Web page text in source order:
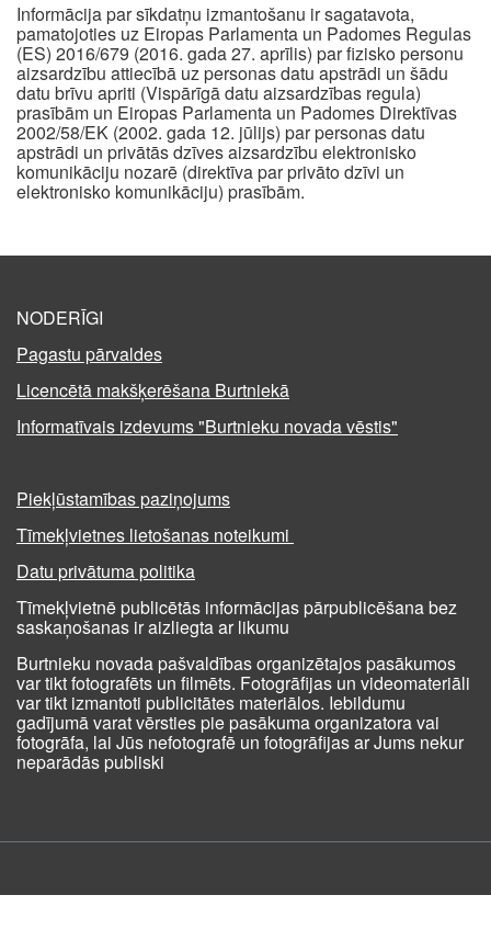
Informācija par sīkdatņu izmantošanu ir sagatavota,
pamatojoties uz Eiropas Parlamenta un Padomes Regulas
(ES) 2016/679 (2016. gada 27. aprīlis) par fizisko personu
aizsardzību attiecībā uz personas datu apstrādi un šādu
datu brīvu apriti (Vispārīgā datu aizsardzības regula)
prasībām un Eiropas Parlamenta un Padomes Direktīvas
2002/58/EK (2002. gada 12. jūlijs) par personas datu
apstrādi un privātās dzīves aizsardzību elektronisko
komunikāciju nozarē (direktīva par privāto dzīvi un
elektronisko komunikāciju) prasībām.
NODERĪGI
Pagastu pārvaldes
Licencētā makšķerēšana Burtniekā
Informatīvais izdevums "Burtnieku novada vēstis"
Piekļūstamības paziņojums
Tīmekļvietnes lietošanas noteikumi
Datu privātuma politika
Tīmekļvietnē publicētās informācijas pārpublicēšana bez
saskaņošanas ir aizliegta ar likumu
Burtnieku novada pašvaldības organizētajos pasākumos
var tikt fotografēts un filmēts. Fotogrāfijas un videomateriāli
var tikt izmantoti publicitātes materiālos. Iebildumu
gadījumā varat vērsties pie pasākuma organizatora vai
fotogrāfa, lai Jūs nefotografē un fotogrāfijas ar Jums nekur
neparādās publiski